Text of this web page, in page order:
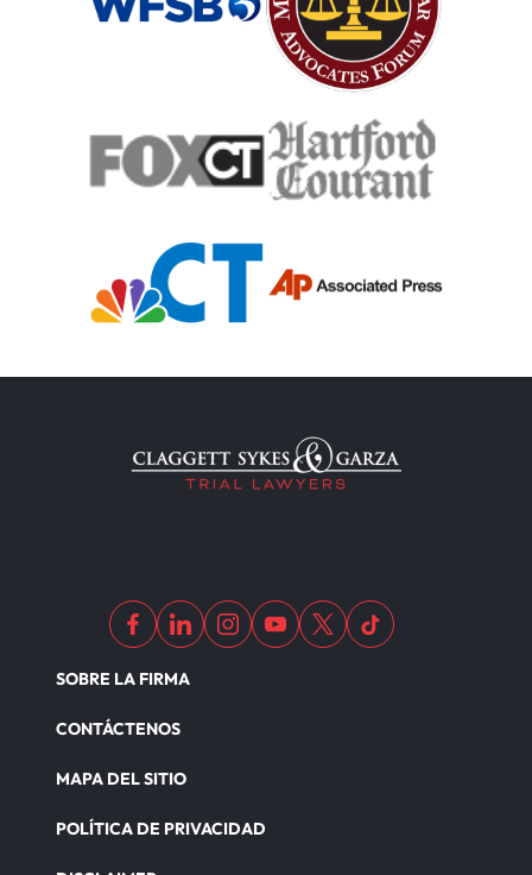
SOBRE LA FIRMA
CONTÁCTENOS
MAPA DEL SITIO
POLÍTICA DE PRIVACIDAD